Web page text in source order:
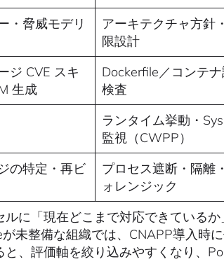
・脅威モデリ
アーキテクチャ方針
限設計
ジ CVE スキ
生成
Dockerfile／コンテナ
検査
ランタイム挙動・
監視（CWPP）
の特定・再ビ
プロセス遮断・隔離
ォレンジック
ルに「現在どこまで対応できている
未整備な組織では、CNAPP導入時
、評価軸を絞り込みやすくなり、